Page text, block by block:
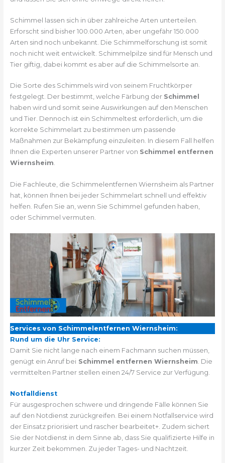
Schimmel lassen sich in über zahlreiche Arten unterteilen.
Erforscht sind bisher 100.000 Arten, aber ungefähr 150.000
Arten sind noch unbekannt. Die Schimmelforschung ist somit
noch nicht weit entwickelt. Schimmelpilze sind für Mensch und
Tier giftig, dabei kommt es aber auf die Schimmelsorte an.
Die Sorte des Schimmels wird von seinem Fruchtkörper
festgelegt. Der bestimmt, welche Färbung der Schimmel
haben wird und somit seine Auswirkungen auf den Menschen
und Tier. Dennoch ist ein Schimmeltest erforderlich, um die
korrekte Schimmelart zu bestimmen um passende
Maßnahmen zur Bekämpfung einzuleiten. In diesem Fall helfen
Ihnen die Experten unserer Partner von Schimmel entfernen
Wiernsheim.
Die Fachleute, die Schimmelentfernen Wiernsheim als Partner
hat, können Ihnen bei jeder Schimmelart schnell und effektiv
helfen. Rufen Sie an, wenn Sie Schimmel gefunden haben,
oder Schimmel vermuten.
Services von Schimmelentfernen Wiernsheim:
Rund um die Uhr Service:
Damit Sie nicht lange nach einem Fachmann suchen müssen,
genügt ein Anruf bei Schimmel entfernen Wiernsheim . Die
vermittelten Partner stellen einen 24/7 Service zur Verfügung.
Notfalldienst
Für ausgesprochen schwere und dringende Fälle können Sie
auf den Notdienst zurückgreifen. Bei einem Notfallservice wird
der Einsatz priorisiert und rascher bearbeitet+. Zudem sichert
Sie der Notdienst in dem Sinne ab, dass Sie qualifizierte Hilfe in
kurzer Zeit bekommen. Zu jeder Tages- und Nachtzeit.